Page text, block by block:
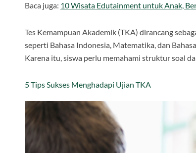
Baca juga: 10 Wisata Edutainment untuk Anak,
Tes Kemampuan Akademik (TKA) dirancang
seperti Bahasa Indonesia, Matematika, dan
Karena itu, siswa perlu memahami struktur soal
5 Tips Sukses Menghadapi Ujian TKA